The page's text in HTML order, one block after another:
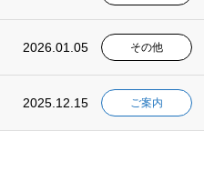
2026.01.05 その他
2025.12.15 ご案内